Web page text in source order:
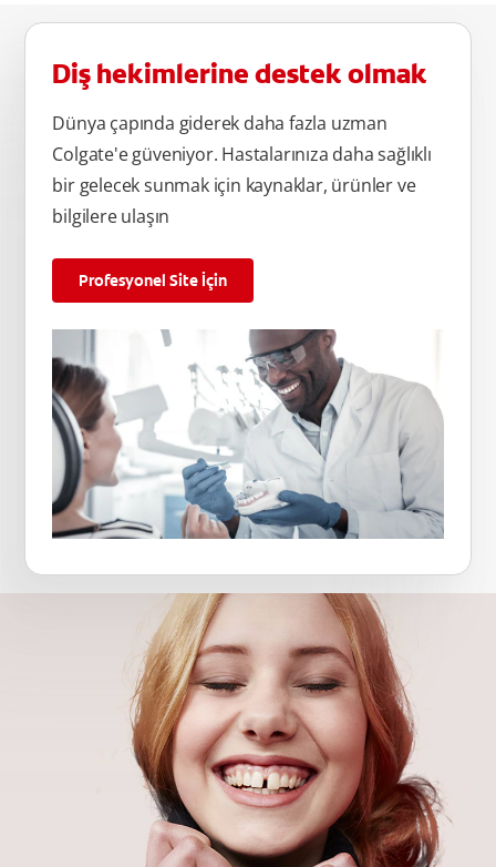
Diş hekimlerine destek olmak
Dünya çapında giderek daha fazla uzman
Colgate'e güveniyor. Hastalarınıza daha sağlıklı
bir gelecek sunmak için kaynaklar, ürünler ve
bilgilere ulaşın
Profesyonel Site İçin